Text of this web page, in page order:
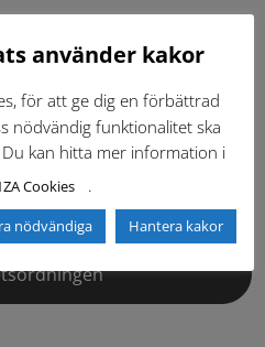
(Dwg och pdf)
Kontaktlista
Nyheter
använder kakor
för att ge dig en förbättrad
nödvändig funktionalitet ska
kan hitta mer information i
Cookies .
nödvändiga Hantera kakor